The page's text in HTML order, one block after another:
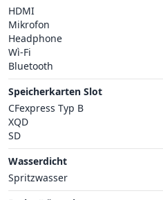
HDMI
Mikrofon
Headphone
Wì-Fi
Bluetooth
Speicherkarten Slot
CFexpress Typ B
XQD
SD
Wasserdicht
Spritzwasser